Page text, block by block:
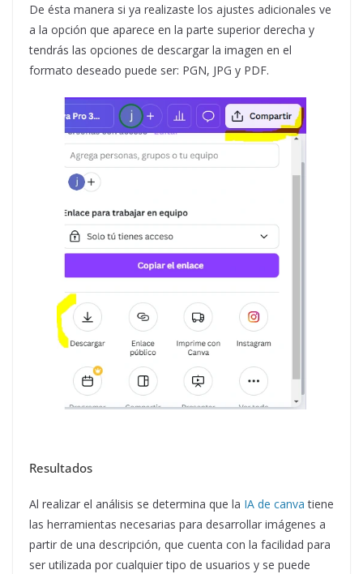
De ésta manera si ya realizaste los ajustes adicionales ve
a la opción que aparece en la parte superior derecha y
tendrás las opciones de descargar la imagen en el
formato deseado puede ser: PGN, JPG y PDF.
Resultados
Al realizar el análisis se determina que la IA de canva tiene
las herramientas necesarias para desarrollar imágenes a
partir de una descripción, que cuenta con la facilidad para
ser utilizada por cualquier tipo de usuarios y se puede